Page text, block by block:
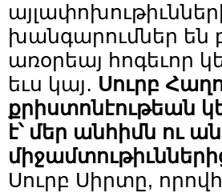
խանգարումներ են
առօրեայ հոգեւոր
եւս կայ․ Սուրբ
քրիստոնէութեան
է՝մեր անհիմն ու
Սուրբ Սիրտը,